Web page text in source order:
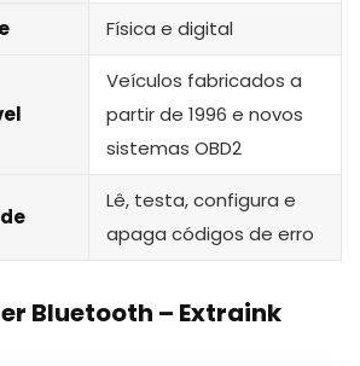
Física e digital
Veículos fabricados a
partir de 1996 e novos
sistemas OBD2
Lê, testa, configura e
apaga códigos de erro
Bluetooth – Extraink